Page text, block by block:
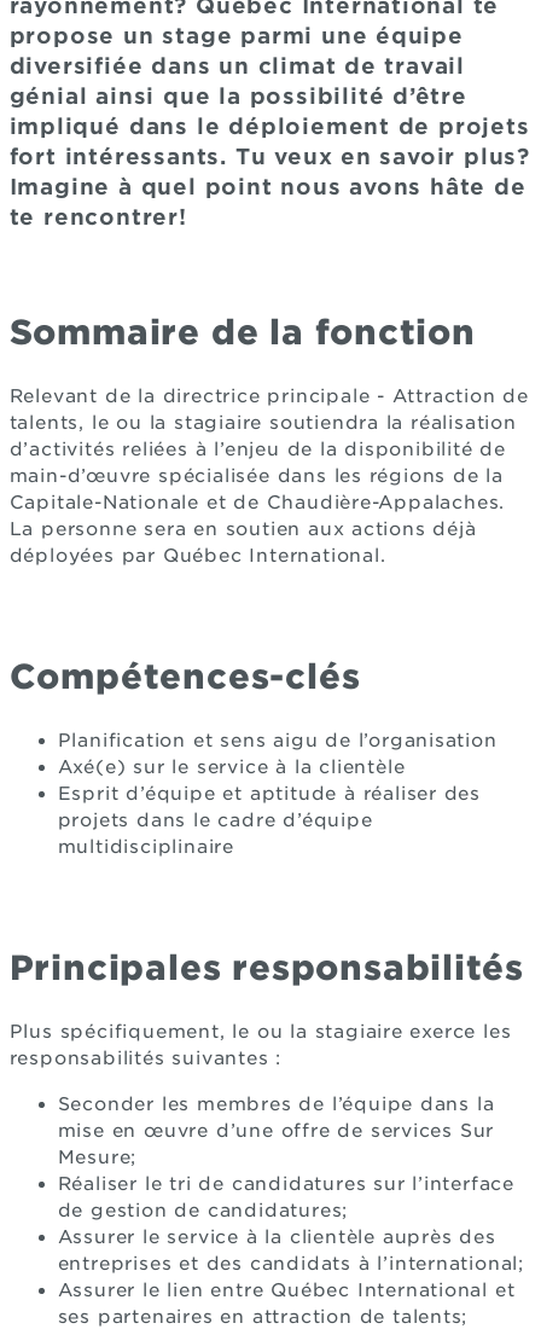
rayonnement? Québec International te
propose un stage parmi une équipe
diversifiée dans un climat de travail
génial ainsi que la possibilité d’être
impliqué dans le déploiement de projets
fort intéressants. Tu veux en savoir plus?
Imagine à quel point nous avons hâte de
te rencontrer!
Sommaire de la fonction
Relevant de la directrice principale - Attraction de
talents, le ou la stagiaire soutiendra la réalisation
d’activités reliées à l’enjeu de la disponibilité de
main-d’œuvre spécialisée dans les régions de la
Capitale-Nationale et de Chaudière-Appalaches.
La personne sera en soutien aux actions déjà
déployées par Québec International.
Compétences-clés
Planification et sens aigu de l’organisation
Axé(e) sur le service à la clientèle
Esprit d’équipe et aptitude à réaliser des
projets dans le cadre d’équipe
multidisciplinaire
Principales responsabilités
Plus spécifiquement, le ou la stagiaire exerce les
responsabilités suivantes :
Seconder les membres de l’équipe dans la
mise en œuvre d’une offre de services Sur
Mesure;
Réaliser le tri de candidatures sur l’interface
de gestion de candidatures;
Assurer le service à la clientèle auprès des
entreprises et des candidats à l’international;
Assurer le lien entre Québec International et
ses partenaires en attraction de talents;